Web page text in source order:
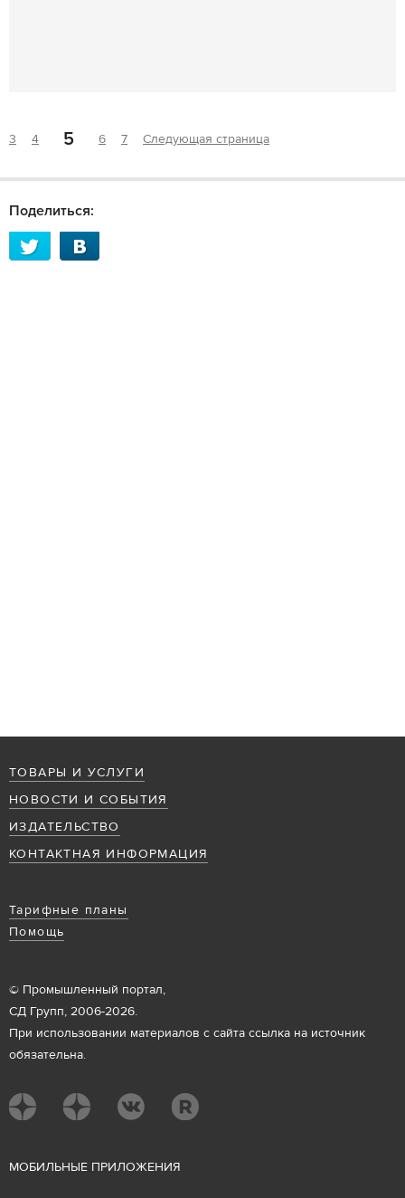
3 4 5 6 7 Следующая страница
Поделиться:
ТОВАРЫ И УСЛУГИ
НОВОСТИ И СОБЫТИЯ
ИЗДАТЕЛЬСТВО
КОНТАКТНАЯ ИНФОРМАЦИЯ
Тарифные планы
Помощь
© Промышленный портал,
СД Групп, 2006-2026.
При использовании материалов с сайта ссылка на источник
обязательна.
МОБИЛЬНЫЕ ПРИЛОЖЕНИЯ